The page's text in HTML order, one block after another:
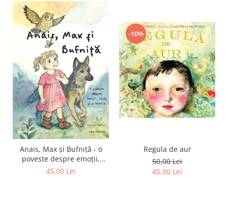
Anais, Max și Bufniță - o
poveste despre emoții,
curaj și prietenie
45,00 Lei
-10%
Regula de aur
50,00 Lei
45,00 Lei